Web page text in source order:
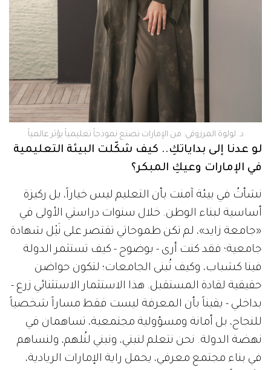
د. لولوة المرزوقي: من الإمارات نصنع نموذجاً تعليمياً يؤثر عالمياً
لو عدنا إلى بداياتكِ.. كيف شكّلت البيئة التعليمية
في الإمارات وعيكِ المبكر؟
نشأتُ في بيئة آمنت بأن التعليم ليس خياراً، بل ركيزة
أساسية لبناء الوطن. خلال سنوات دراستي الأولى في
«جامعة زايد»، لم تكن طموحاتي تقتصر على نَيْل شهادة
جامعية؛ فقد كنت أرى - بوضوح - كيف تستثمر الدولة
فينا كشباب، وكيف تُبنى الجامعات؛ لتكون حواضن
حقيقية لقادة المستقبل. هذا الاستثمار الاستثنائي زرع -
بداخلي - يقيناً بأن المعرفة ليست فقط مساراً شخصياً
للنجاح، بل أمانة ومسؤولية مجتمعية، تساهمان في
نهضة الدولة. نحن نتعلم لنبني، ونبني لنُلهم، ولنساهم
في بناء مجتمع معرفي، يحمل راية الإمارات الريادية،